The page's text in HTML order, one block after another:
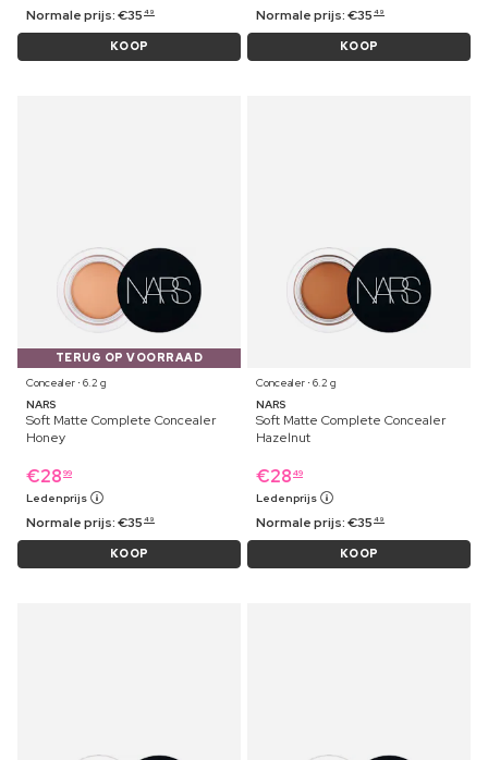
Normale prijs:€35 49
KOOP
Normale prijs:€35 49
KOOP
TERUG OP VOORRAAD
Concealer ⋅ 6.2 g
NARS
Soft Matte Complete Concealer
Honey
€28 99
Ledenprijs
Normale prijs:€35 49
KOOP
Concealer ⋅ 6.2 g
NARS
Soft Matte Complete Concealer
Hazelnut
€28 49
Ledenprijs
Normale prijs:€35 49
KOOP